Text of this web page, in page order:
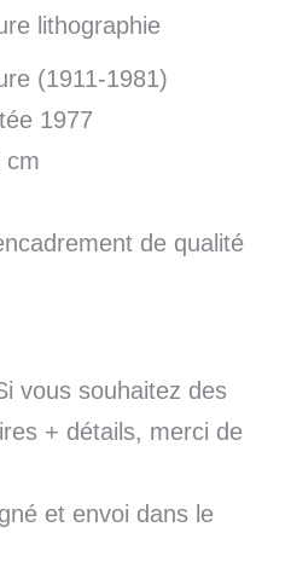
lithographie
(1911-1981)
1977
cm
de qualité
vous souhaitez des
+ détails, merci de
et envoi dans le